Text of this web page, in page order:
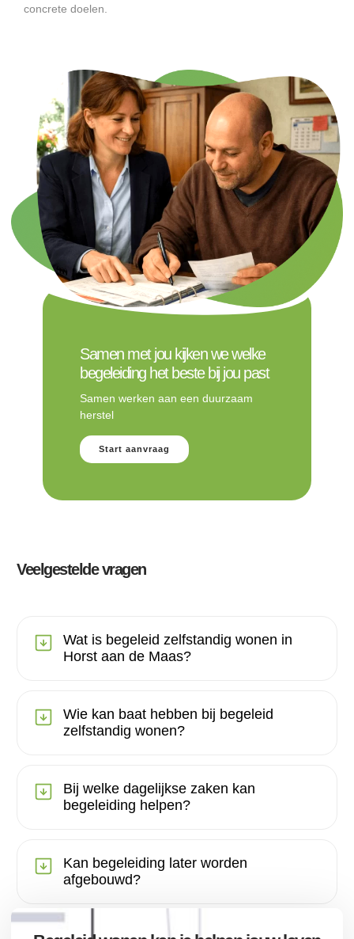
concrete doelen.
Samen met jou kijken we welke
begeleiding het beste bij jou past
Samen werken aan een duurzaam
herstel
Start aanvraag
Veelgestelde vragen
Wat is begeleid zelfstandig wonen in
Horst aan de Maas?
Wie kan baat hebben bij begeleid
zelfstandig wonen?
Bij welke dagelijkse zaken kan
begeleiding helpen?
Kan begeleiding later worden
afgebouwd?